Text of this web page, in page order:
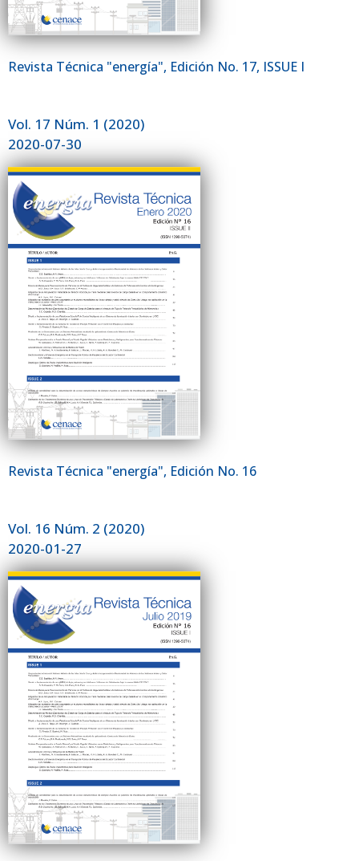
Revista Técnica "energía", Edición No. 17, ISSUE I
Vol. 17 Núm. 1 (2020)
2020-07-30
Revista Técnica "energía", Edición No. 16
Vol. 16 Núm. 2 (2020)
2020-01-27